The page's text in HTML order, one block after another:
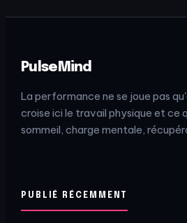
PulseMind
La performance ne se joue pas
croise ici le travail physique et ce
sommeil, charge mentale,
PUBLIÉ RÉCEMMENT